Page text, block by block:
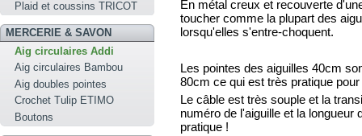
Plaid et coussins TRICOT
MERCERIE & SAVON
Aig circulaires Addi
Aig circulaires Bambou
Aig doubles pointes
Crochet Tulip ETIMO
Boutons
En métal creux et recouverte
toucher comme la plupart des
lorsqu'elles s'entre-choquent.
Les pointes des aiguilles 40cm
80cm ce qui est très pratique
Le câble est très souple et la
numéro de l'aiguille et la
pratique !